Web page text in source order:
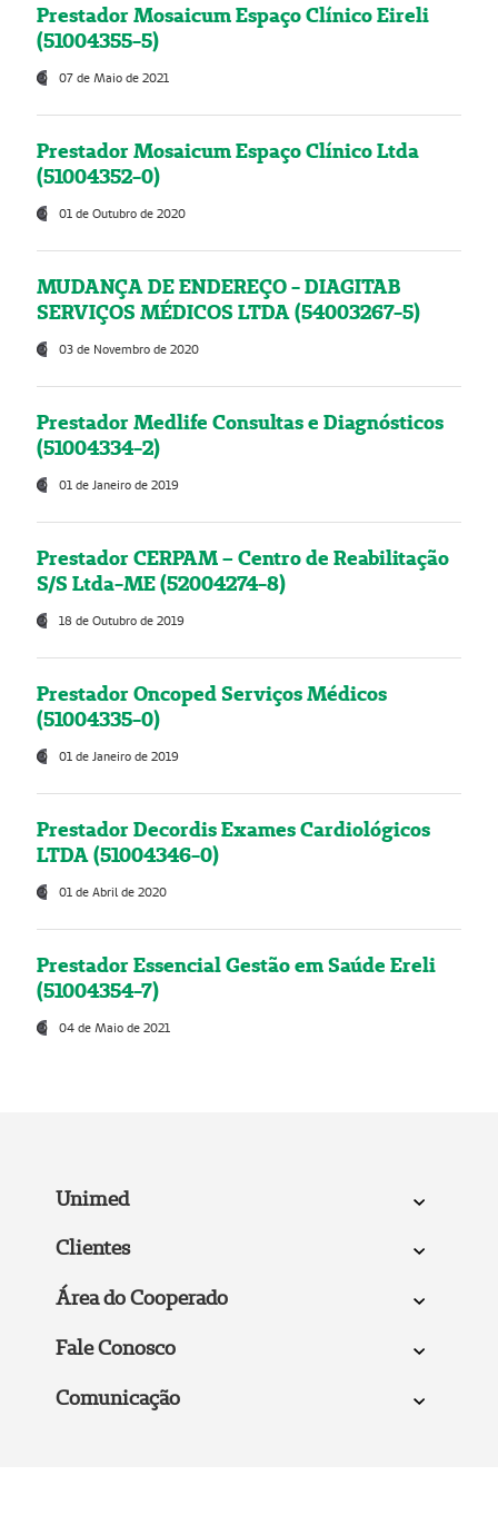
Prestador Mosaicum Espaço Clínico Eireli
(51004355-5)
07 de Maio de 2021
Prestador Mosaicum Espaço Clínico Ltda
(51004352-0)
01 de Outubro de 2020
MUDANÇA DE ENDEREÇO - DIAGITAB
SERVIÇOS MÉDICOS LTDA (54003267-5)
03 de Novembro de 2020
Prestador Medlife Consultas e Diagnósticos
(51004334-2)
01 de Janeiro de 2019
Prestador CERPAM – Centro de Reabilitação
S/S Ltda-ME (52004274-8)
18 de Outubro de 2019
Prestador Oncoped Serviços Médicos
(51004335-0)
01 de Janeiro de 2019
Prestador Decordis Exames Cardiológicos
LTDA (51004346-0)
01 de Abril de 2020
Prestador Essencial Gestão em Saúde Ereli
(51004354-7)
04 de Maio de 2021
Unimed
Clientes
Área do Cooperado
Fale Conosco
Comunicação